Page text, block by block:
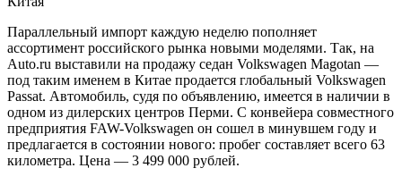
Параллельный импорт каждую неделю пополняет
ассортимент российского рынка новыми моделями. Так, на
Auto.ru выставили на продажу седан Volkswagen Magotan —
под таким именем в Китае продается глобальный Volkswagen
Passat. Автомобиль, судя по объявлению, имеется в наличии в
одном из дилерских центров Перми. С конвейера совместного
предприятия FAW-Volkswagen он сошел в минувшем году и
предлагается в состоянии нового: пробег составляет всего 63
километра. Цена — 3 499 000 рублей.